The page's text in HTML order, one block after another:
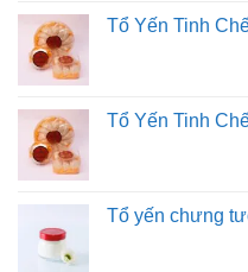
Fortadeck ván sàn
Tư vấn đầu tư chứng
Dịch Vụ Đăng Ký Kinh
Tổ Yến Tinh
Tổ Yến Tinh
Tổ yến chưng